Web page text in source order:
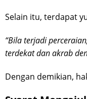
Selain itu, terdapat
“Bila terjadi
terdekat dan akrab
Dengan demikian,